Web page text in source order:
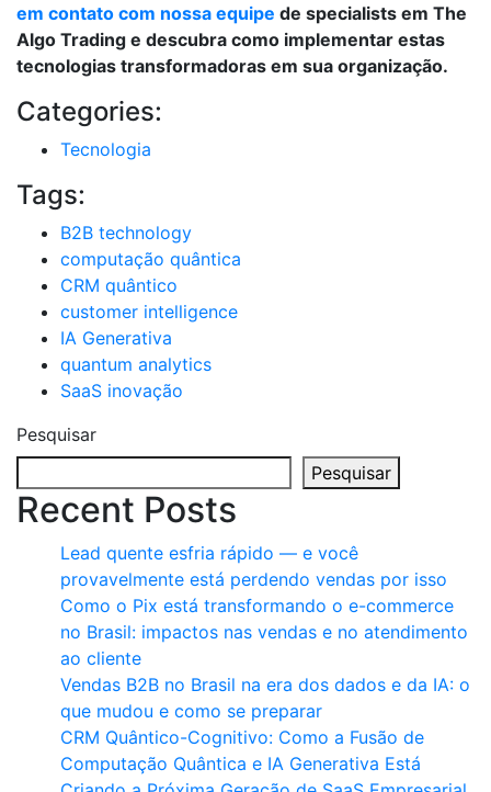
em contato com nossa equipe de specialists em The
Algo Trading e descubra como implementar estas
tecnologias transformadoras em sua organização.
Categories:
Tecnologia
Tags:
B2B technology
computação quântica
CRM quântico
customer intelligence
IA Generativa
quantum analytics
SaaS inovação
Pesquisar
Pesquisar
Recent Posts
Lead quente esfria rápido — e você
provavelmente está perdendo vendas por isso
Como o Pix está transformando o e-commerce
no Brasil: impactos nas vendas e no atendimento
ao cliente
Vendas B2B no Brasil na era dos dados e da IA: o
que mudou e como se preparar
CRM Quântico-Cognitivo: Como a Fusão de
Computação Quântica e IA Generativa Está